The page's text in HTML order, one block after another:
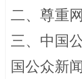
二、尊重
三、中国
国公众新